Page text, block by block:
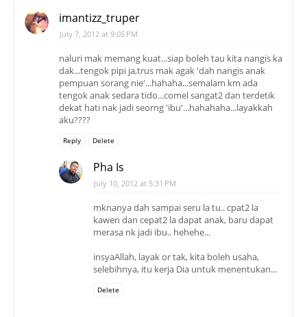
imantizz_truper
July 7, 2012 at 9:05 PM
naluri mak memang kuat...siap boleh tau kita nangis ka
dak...tengok pipi ja,trus mak agak 'dah nangis anak
pempuan sorang nie'...hahaha...semalam km ada
tengok anak sedara tido...comel sangat2 dan terdetik
dekat hati nak jadi seorng 'ibu'...hahahaha...layakkah
aku????
Reply Delete
Pha Is
July 10, 2012 at 5:31 PM
mknanya dah sampai seru la tu.. cpat2 la
kawen dan cepat2 la dapat anak, baru dapat
merasa nk jadi ibu.. hehehe...
insyaAllah, layak or tak, kita boleh usaha,
selebihnya, itu kerja Dia untuk menentukan...
Delete